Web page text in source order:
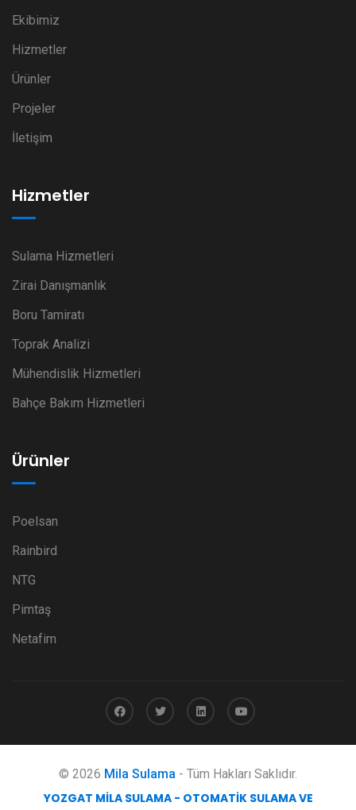
Ekibimiz
Hizmetler
Ürünler
Projeler
İletişim
Hizmetler
Sulama Hizmetleri
Zirai Danışmanlık
Boru Tamiratı
Toprak Analizi
Mühendislik Hizmetleri
Bahçe Bakım Hizmetleri
Ürünler
Poelsan
Rainbird
NTG
Pimtaş
Netafim
© 2026 Mila Sulama - Tüm Hakları Saklıdır.
YOZGAT MILA SULAMA - OTOMATIK SULAMA VE